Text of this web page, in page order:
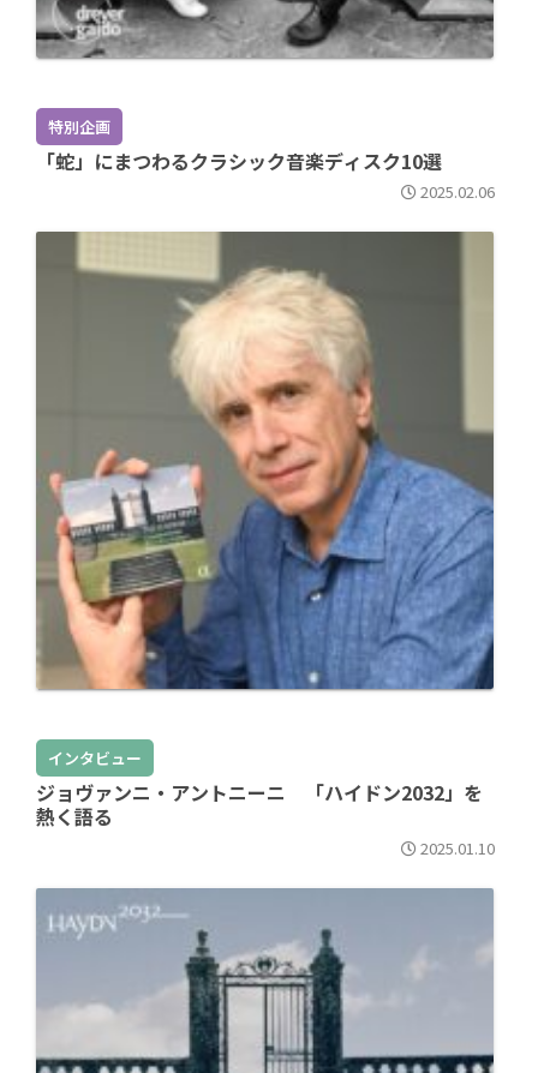
特別企画
「蛇」にまつわるクラシック音楽ディスク10選
2025.02.06
インタビュー
ジョヴァンニ・アントニーニ 「ハイドン2032」を
熱く語る
2025.01.10